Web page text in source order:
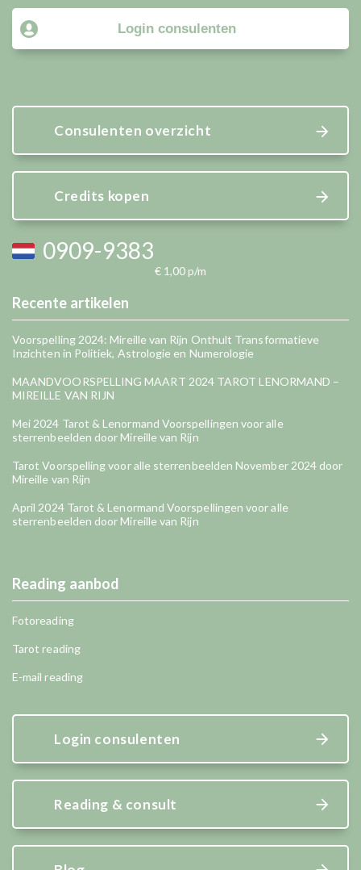
Login consulenten
Consulenten overzicht
Credits kopen
0909-9383
€ 1,00 p/m
Recente artikelen
Voorspelling 2024: Mireille van Rijn Onthult Transformatieve
Inzichten in Politiek, Astrologie en Numerologie
MAANDVOORSPELLING MAART 2024 TAROT LENORMAND –
MIREILLE VAN RIJN
Mei 2024 Tarot & Lenormand Voorspellingen voor alle
sterrenbeelden door Mireille van Rijn
Tarot Voorspelling voor alle sterrenbeelden November 2024 door
Mireille van Rijn
April 2024 Tarot & Lenormand Voorspellingen voor alle
sterrenbeelden door Mireille van Rijn
Reading aanbod
Fotoreading
Tarot reading
E-mail reading
Login consulenten
Reading & consult